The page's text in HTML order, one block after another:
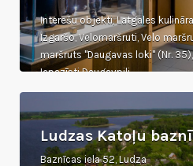
Interešu objekti, Latgales
Izgaršo, Velomaršruti, Velo
maršruts "Daugavas loki" (Nr.
Iepazīsti Daugavpili
Ludzas Katoļu
Baznīcas iela 52, Ludza